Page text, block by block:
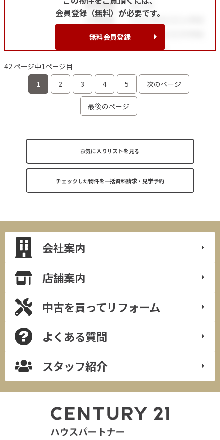
会員登録（無料）が必要です。
無料会員登録
42 ページ中1ページ目
1
2 3 4 5 次のページ
最後のページ
お気に入りリストを見る
会社案内
店舗案内
中古を買ってリフォーム
よくある質問
スタッフ紹介